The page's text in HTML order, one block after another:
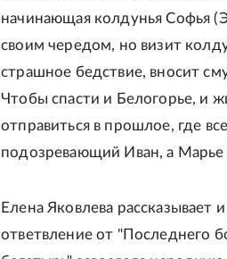
начинающая колдунья Софья
своим чередом, но визит
страшное бедствие, вносит
Чтобы спасти и Белогорье, и
отправиться в прошлое, где
подозревающий Иван, а Марье
Елена Яковлева
ответвление от "Последнего